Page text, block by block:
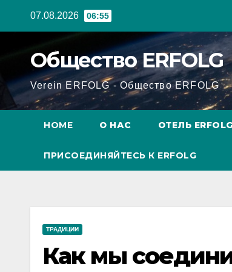
07.08.2026 06:55
Общество ERFOLG
Verein ERFOLG - Общество ERFOLG
HOME О НАС ОТЕЛЬ ERFOLG
ПРИСОЕДИНЯЙТЕСЬ К ERFOLG
ТРАДИЦИИ
Как мы